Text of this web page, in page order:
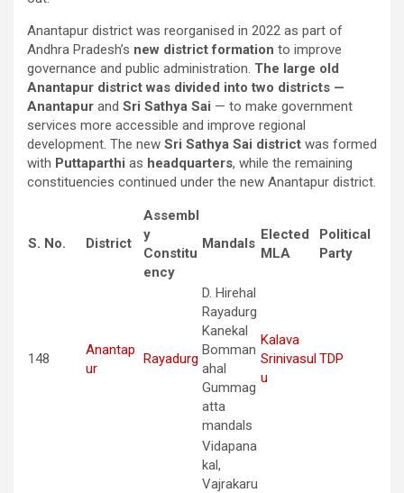
Anantapur district was reorganised in 2022 as part of
Andhra Pradesh’s new district formation to improve
governance and public administration. The large old
Anantapur district was divided into two districts —
Anantapur and Sri Sathya Sai — to make government
services more accessible and improve regional
development. The new Sri Sathya Sai district was formed
with Puttaparthi as headquarters, while the remaining
constituencies continued under the new Anantapur district.
S. No. District
Assembl
y
Constitu
ency
Mandals
Elected
MLA
Political
Party
148
Anantap
ur
Rayadurg
D. Hirehal
Rayadurg
Kanekal
Bomman
ahal
Gummag
atta
mandals
Kalava
Srinivasul
u
TDP
Vidapana
kal,
Vajrakaru